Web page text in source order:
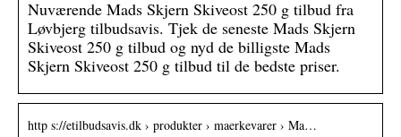
Nuværende Mads Skjern Skiveost 250 g tilbud fra
Løvbjerg tilbudsavis. Tjek de seneste Mads Skjern
Skiveost 250 g tilbud og nyd de billigste Mads
Skjern Skiveost 250 g tilbud til de bedste priser.
http s://etilbudsavis.dk › produkter › maerkevarer › Ma…